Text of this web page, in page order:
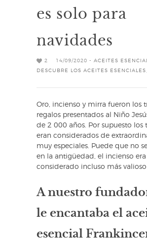
es solo para
navidades
2 14/09/2020 - ACEITES
DESCUBRE LOS ACEITES ESENCIALES
Oro, incienso y mirra fueron los
regalos presentados al Niño
de 2 000 años. Por supuesto los
eran considerados de
muy especiales. Puede que no
en la antigüedad, el incienso era
considerado incluso más valioso
A nuestro
le encantaba el
esencial